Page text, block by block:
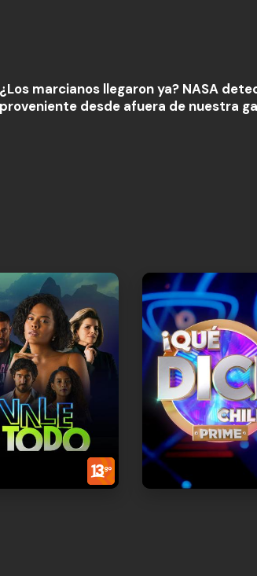
¿Los marcianos llegaron ya? NASA
proveniente desde afuera de nuestra